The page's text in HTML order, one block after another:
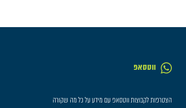
ווטסאפ
הצטרפות לקבוצות ווטסאפ עם מידע על כל מה שקורה